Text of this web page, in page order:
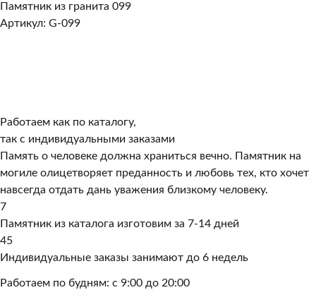
Памятник из гранита 099
Артикул: G-099
Работаем как по каталогу,
так с индивидуальными заказами
Память о человеке должна храниться вечно. Памятник на
могиле олицетворяет преданность и любовь тех, кто хочет
навсегда отдать дань уважения близкому человеку.
7
Памятник из каталога изготовим за 7-14 дней
45
Индивидуальные заказы занимают до 6 недель
Работаем по будням: с 9:00 до 20:00